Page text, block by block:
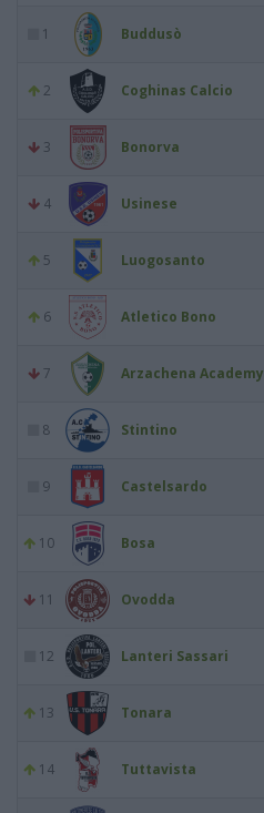
1 Buddusò
2 Coghinas Calcio
3 Bonorva
4 Usinese
5 Luogosanto
6 Atletico Bono
7 Arzachena Academy
8 Stintino
9 Castelsardo
10 Bosa
11 Ovodda
12 Lanteri Sassari
13 Tonara
14 Tuttavista